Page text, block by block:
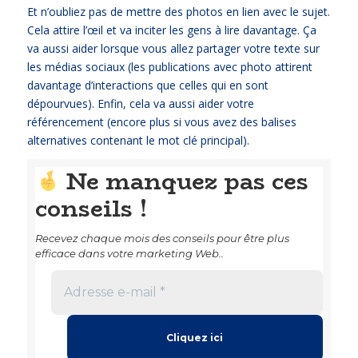
Et n’oubliez pas de mettre des photos en lien avec le sujet.
Cela attire l’œil et va inciter les gens à lire davantage. Ça
va aussi aider lorsque vous allez partager votre texte sur
les médias sociaux (les publications avec photo attirent
davantage d’interactions que celles qui en sont
dépourvues). Enfin, cela va aussi aider votre
référencement (encore plus si vous avez des balises
alternatives contenant le mot clé principal).
Ne manquez pas ces
conseils !
Recevez chaque mois des conseils pour être plus
efficace dans votre marketing Web..